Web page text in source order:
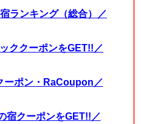
ランキング（総合）／
ククーポンをGET!!／
ーポン・RaCoupon／
宿クーポンをGET!!／